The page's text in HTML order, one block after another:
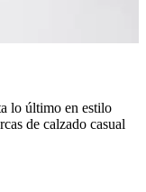
lo último en estilo
de calzado casual